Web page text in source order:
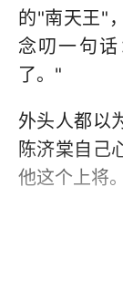
的"南天王"
念叨一句
了。"
外头人都以
陈济棠自己
他这个上将。